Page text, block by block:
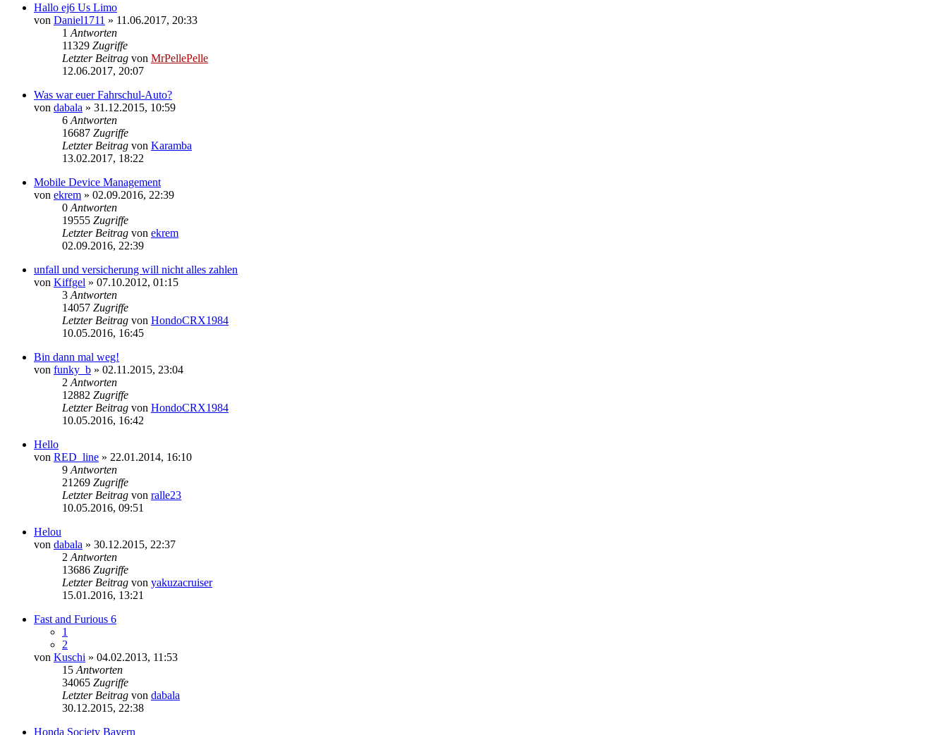
Hallo ej6 Us Limo
von Daniel1711 » 11.06.2017, 20:33
1 Antworten
11329 Zugriffe
Letzter Beitrag von MrPellePelle
12.06.2017, 20:07
Was war euer Fahrschul-Auto?
von dabala » 31.12.2015, 10:59
6 Antworten
16687 Zugriffe
Letzter Beitrag von Karamba
13.02.2017, 18:22
Mobile Device Management
von ekrem » 02.09.2016, 22:39
0 Antworten
19555 Zugriffe
Letzter Beitrag von ekrem
02.09.2016, 22:39
unfall und versicherung will nicht alles zahlen
von Kiffgel » 07.10.2012, 01:15
3 Antworten
14057 Zugriffe
Letzter Beitrag von HondoCRX1984
10.05.2016, 16:45
Bin dann mal weg!
von funky_b » 02.11.2015, 23:04
2 Antworten
12882 Zugriffe
Letzter Beitrag von HondoCRX1984
10.05.2016, 16:42
Hello
von RED_line » 22.01.2014, 16:10
9 Antworten
21269 Zugriffe
Letzter Beitrag von ralle23
10.05.2016, 09:51
Helou
von dabala » 30.12.2015, 22:37
2 Antworten
13686 Zugriffe
Letzter Beitrag von yakuzacruiser
15.01.2016, 13:21
Fast and Furious 6
1
2
von Kuschi » 04.02.2013, 11:53
15 Antworten
34065 Zugriffe
Letzter Beitrag von dabala
30.12.2015, 22:38
Honda Society Bayern